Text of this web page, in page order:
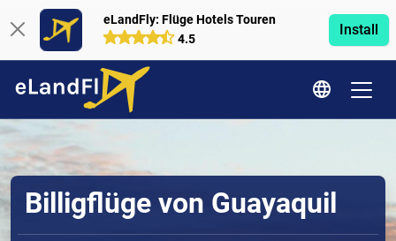
eLandFly: Flüge Hotels Touren
4.5
Install
Billigflüge von Guayaquil